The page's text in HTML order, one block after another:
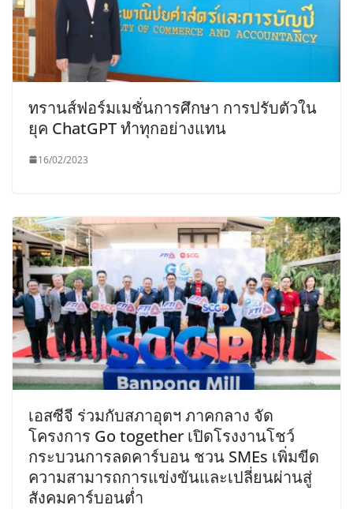
ทรานส์ฟอร์มเมชั่นการศึกษา การปรับตัวใน
ยุค ChatGPT ทำทุกอย่างแทน
16/02/2023
เอสซีจี ร่วมกับสภาอุตฯ ภาคกลาง จัด
โครงการ Go together เปิดโรงงานโชว์
กระบวนการลดคาร์บอน ชวน SMEs เพิ่มขีด
ความสามารถการแข่งขันและเปลี่ยนผ่านสู่
สังคมคาร์บอนต่ำ